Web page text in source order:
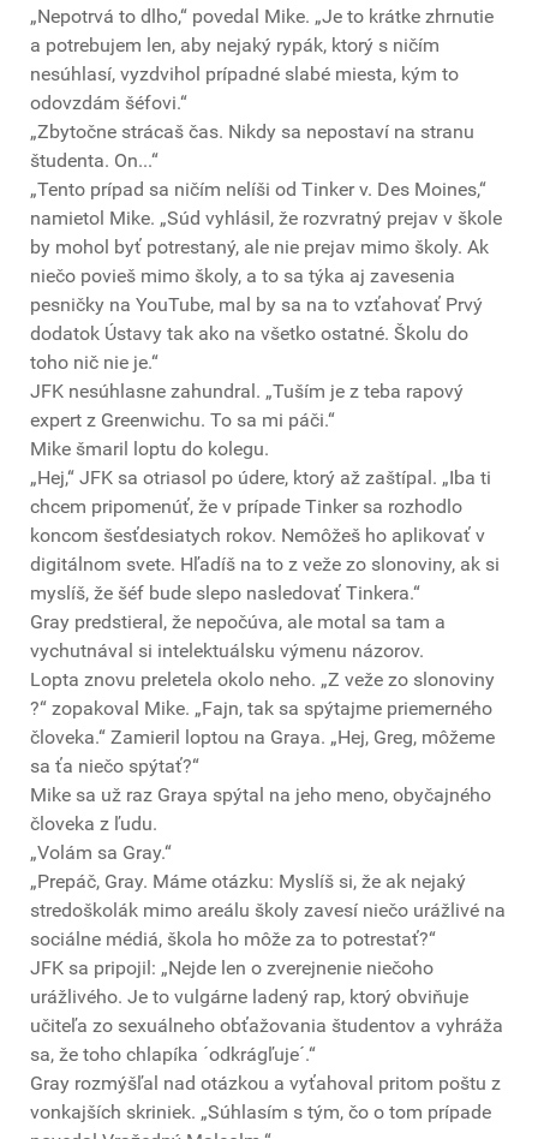
„Nepotrvá to dlho,“ povedal Mike. „Je to krátke zhrnutie
a potrebujem len, aby nejaký rypák, ktorý s ničím
nesúhlasí, vyzdvihol prípadné slabé miesta, kým to
odovzdám šéfovi.“
„Zbytočne strácaš čas. Nikdy sa nepostaví na stranu
študenta. On...“
„Tento prípad sa ničím nelíši od Tinker v. Des Moines,“
namietol Mike. „Súd vyhlásil, že rozvratný prejav v škole
by mohol byť potrestaný, ale nie prejav mimo školy. Ak
niečo povieš mimo školy, a to sa týka aj zavesenia
pesničky na YouTube, mal by sa na to vzťahovať Prvý
dodatok Ústavy tak ako na všetko ostatné. Školu do
toho nič nie je.“
JFK nesúhlasne zahundral. „Tuším je z teba rapový
expert z Greenwichu. To sa mi páči.“
Mike šmaril loptu do kolegu.
„Hej,“ JFK sa otriasol po údere, ktorý až zaštípal. „Iba ti
chcem pripomenúť, že v prípade Tinker sa rozhodlo
koncom šesťdesiatych rokov. Nemôžeš ho aplikovať v
digitálnom svete. Hľadíš na to z veže zo slonoviny, ak si
myslíš, že šéf bude slepo nasledovať Tinkera.“
Gray predstieral, že nepočúva, ale motal sa tam a
vychutnával si intelektuálsku výmenu názorov.
Lopta znovu preletela okolo neho. „Z veže zo slonoviny
?“ zopakoval Mike. „Fajn, tak sa spýtajme priemerného
človeka.“ Zamieril loptou na Graya. „Hej, Greg, môžeme
sa ťa niečo spýtať?“
Mike sa už raz Graya spýtal na jeho meno, obyčajného
človeka z ľudu.
„Volám sa Gray.“
„Prepáč, Gray. Máme otázku: Myslíš si, že ak nejaký
stredoškolák mimo areálu školy zavesí niečo urážlivé na
sociálne médiá, škola ho môže za to potrestať?“
JFK sa pripojil: „Nejde len o zverejnenie niečoho
urážlivého. Je to vulgárne ladený rap, ktorý obviňuje
učiteľa zo sexuálneho obťažovania študentov a vyhráža
sa, že toho chlapíka ´odkrágľuje´.“
Gray rozmýšľal nad otázkou a vyťahoval pritom poštu z
vonkajších skriniek. „Súhlasím s tým, čo o tom prípade